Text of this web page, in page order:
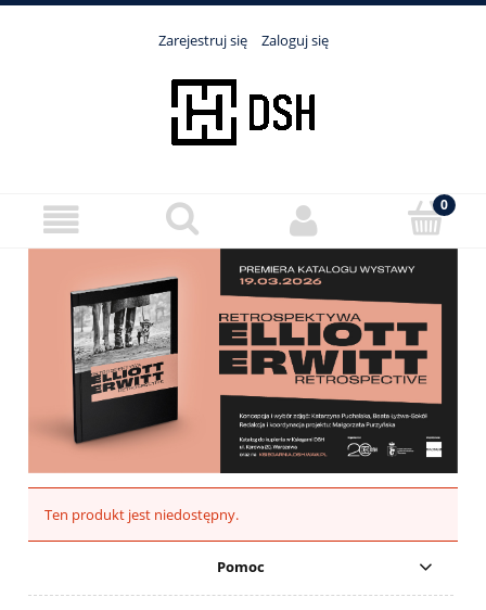
Zarejestruj się Zaloguj się
Ten produkt jest niedostępny.
Pomoc